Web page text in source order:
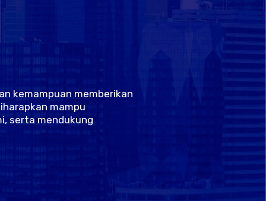
kemampuan memberikan
mampu
serta mendukung